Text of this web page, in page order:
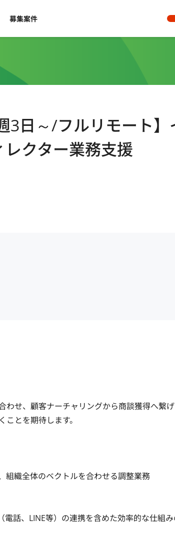
募集案件
3日～/フルリモート】
クター業務支援
わせ、顧客ナーチャリングから商談獲得へ繋
とを期待します。
組織全体のベクトルを合わせる調整業務
話、LINE等）の連携を含めた効率的な仕組